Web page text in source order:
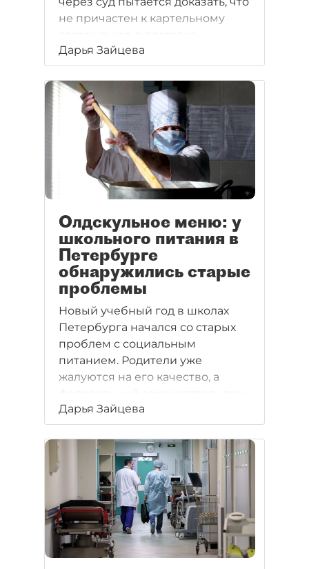
не причастен к картельному
продуктов в детские сады
Кировского района.
Дарья Зайцева
Олдскульное меню: у
школьного питания в
Петербурге
обнаружились старые
проблемы
Новый учебный год в школах
Петербурга начался со старых
проблем с социальным
питанием. Родители уже
жалуются на его качество, а
федеральный законодатель тем
временем не спешит
совершенствовать
регулирование.
Дарья Зайцева